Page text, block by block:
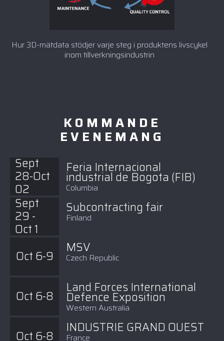
Hur 3D-mätdata stödjer varje steg i produktens livscykel
inom tillverkningsindustrin
KOMMANDE
EVENEMANG
Sept
28-Oct
02
Feria Internacional
industrial de Bogota (FIB)
Columbia
Sept
29 -
Oct 1
Subcontracting fair
Finland
Oct 6-9
MSV
Czech Republic
Oct 6-8
Land Forces International
Defence Exposition
Western Australia
Oct 6-8
INDUSTRIE GRAND OUEST
France